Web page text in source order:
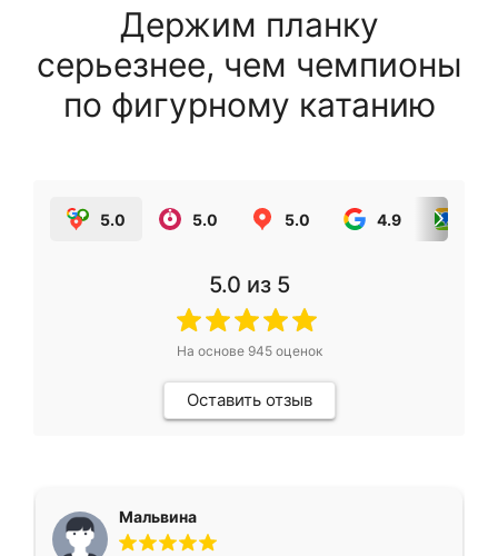
Держим планку
серьезнее, чем чемпионы
по фигурному катанию
5.0 5.0 5.0 4.9
5.0 из 5
На основе 945оценок
Оставить отзыв
Мальвина